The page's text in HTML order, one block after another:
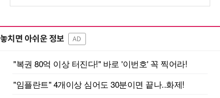
놓치면 아쉬운 정보 AD